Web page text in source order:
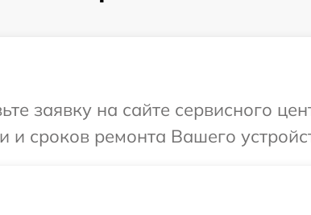
заявку на сайте сервисного
и сроков ремонта Вашего